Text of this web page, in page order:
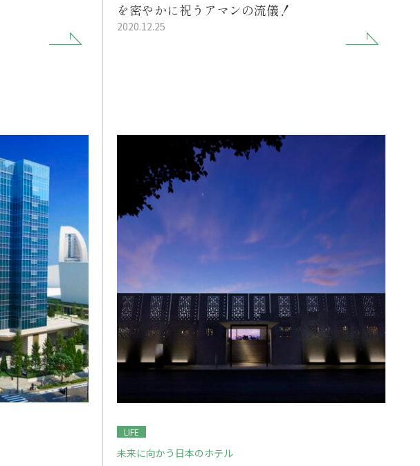
を密やかに祝うアマンの流儀！
2020.12.25
LIFE
未来に向かう日本のホテル